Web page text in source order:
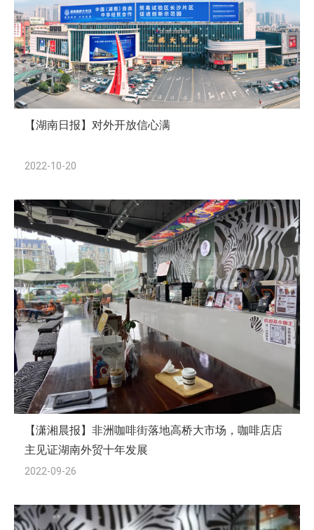
【湖南日报】对外开放信心满
2022-10-20
【潇湘晨报】非洲咖啡街落地高桥大市场，咖啡店店
主见证湖南外贸十年发展
2022-09-26